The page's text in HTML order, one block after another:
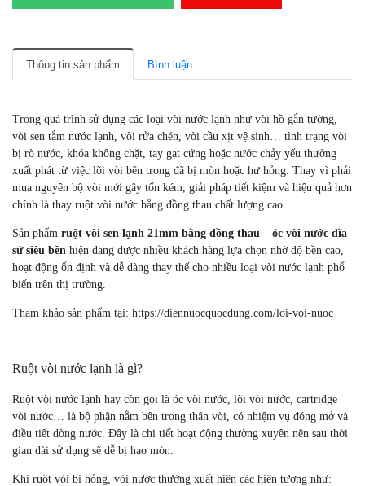
Thông tin sản phẩm Bình luận
Trong quá trình sử dụng các loại vòi nước lạnh như vòi hồ gắn tường,
vòi sen tắm nước lạnh, vòi rửa chén, vòi cầu xịt vệ sinh… tình trạng vòi
bị rò nước, khóa không chặt, tay gạt cứng hoặc nước chảy yếu thường
xuất phát từ việc lõi vòi bên trong đã bị mòn hoặc hư hỏng. Thay vì phải
mua nguyên bộ vòi mới gây tốn kém, giải pháp tiết kiệm và hiệu quả hơn
chính là thay ruột vòi nước bằng đồng thau chất lượng cao.
Sản phẩm ruột vòi sen lạnh 21mm bằng đồng thau – óc vòi nước đĩa
sứ siêu bền hiện đang được nhiều khách hàng lựa chọn nhờ độ bền cao,
hoạt động ổn định và dễ dàng thay thế cho nhiều loại vòi nước lạnh phổ
biến trên thị trường.
Tham khảo sản phẩm tại: https://diennuocquocdung.com/loi-voi-nuoc
Ruột vòi nước lạnh là gì?
Ruột vòi nước lạnh hay còn gọi là óc vòi nước, lõi vòi nước, cartridge
vòi nước… là bộ phận nằm bên trong thân vòi, có nhiệm vụ đóng mở và
điều tiết dòng nước. Đây là chi tiết hoạt động thường xuyên nên sau thời
gian dài sử dụng sẽ dễ bị hao mòn.
Khi ruột vòi bị hỏng, vòi nước thường xuất hiện các hiện tượng như: